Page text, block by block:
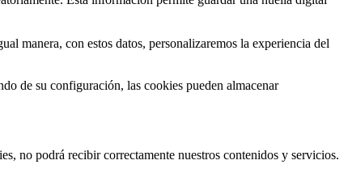
manera, con estos datos, personalizaremos la experiencia del
de su configuración, las cookies pueden almacenar
no podrá recibir correctamente nuestros contenidos y servicios.